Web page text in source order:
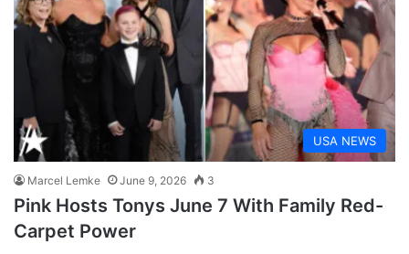
USA NEWS
Marcel Lemke June 9, 2026 3
Pink Hosts Tonys June 7 With Family Red-
Carpet Power